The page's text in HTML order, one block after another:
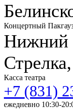
Концертный
Нижний
Касса театра
+7 (831)
ежедневно 10:30-